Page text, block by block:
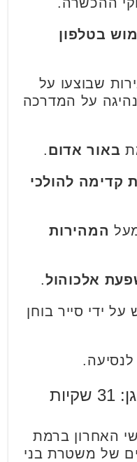
בטלפון
שבוצעו על
נהיגה על המדרכה
באור אדום.
קדימה להולכי
המהירות
אלכוהול.
ידי סייר בוחן
לנסיעה.
נתפס "על חם" ברמת גן: 31 שקיות
האחרון ברמת
של משטרת בני